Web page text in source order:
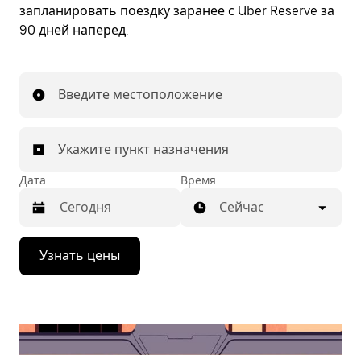
запланировать поездку заранее с Uber Reserve за
90 дней наперед.
Введите местоположение
Укажите пункт назначения
Дата
Нажмите
стрелку
вниз,
календарю
Время
Сейчас
Узнать цены